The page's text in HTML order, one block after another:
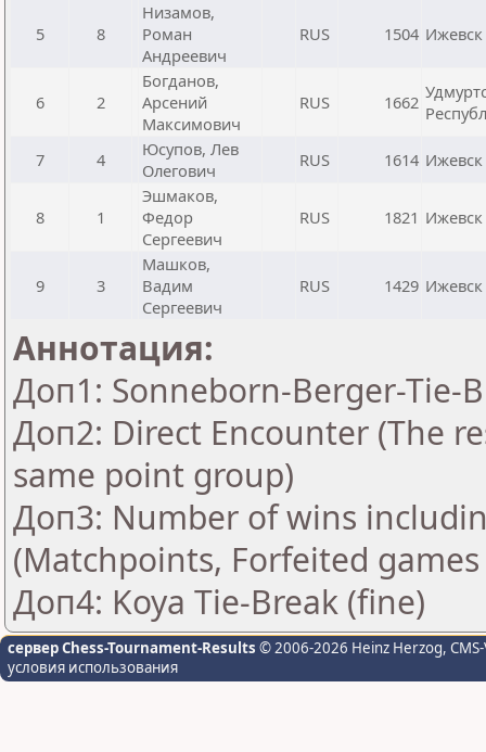
5 8
Низамов,
Роман
Андреевич
RUS 1504 Ижевск
6 2
Богданов,
Арсений
Максимович
RUS 1662
7 4
Юсупов, Лев
Олегович
RUS 1614 Ижевск
8 1
Эшмаков,
Федор
Сергеевич
RUS 1821 Ижевск
9 3
Машков,
Вадим
Сергеевич
RUS 1429 Ижевск
Аннотация:
Доп1: Sonneborn-Berger-Tie-
Доп2: Direct Encounter (The
same point group)
Доп3: Number of wins
(Matchpoints, Forfeited
Доп4: Koya Tie-Break (fine)
сервер Chess-Tournament-Results © 2006-2026 Heinz Herzog,
условия использования